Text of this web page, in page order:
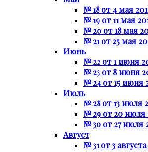
№ 18 от 4 мая
№ 19 от 11 мая
№ 20 от 18 мая
№ 21 от 25 мая
Июнь
№ 22 от 1 июня
№ 23 от 8 июня
№ 24 от 15 июня
Июль
№ 28 от 13 июля
№ 29 от 20 июля
№ 30 от 27 июля
Август
№ 31 от 3 августа